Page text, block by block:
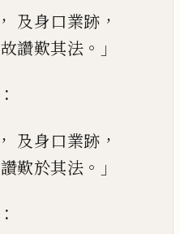
， 及身口業跡 ，
故讚歎其法 。」
：
， 及身口業跡 ，
讚歎於其法 。」
：